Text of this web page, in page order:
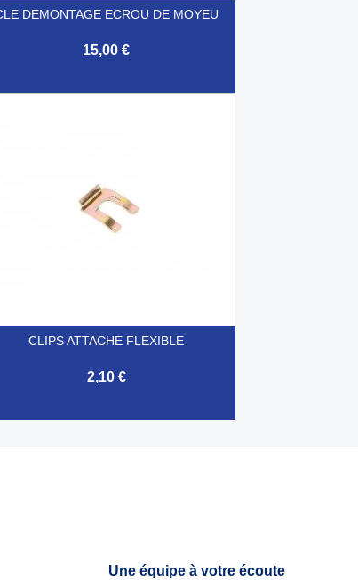
DEMONTAGE ECROU DE MOYEU
15,00 €
CLIPS ATTACHE FLEXIBLE
2,10 €
Une équipe à votre écoute